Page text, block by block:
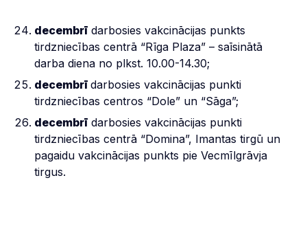
decembrī darbosies vakcinācijas punkts
tirdzniecības centrā “Rīga Plaza” – saīsinātā
darba diena no plkst. 10.00-14.30;
decembrī darbosies vakcinācijas punkti
tirdzniecības centros “Dole” un “Sāga”;
decembrī darbosies vakcinācijas punkti
tirdzniecības centrā “Domina”, Imantas tirgū un
pagaidu vakcinācijas punkts pie Vecmīlgrāvja
tirgus.